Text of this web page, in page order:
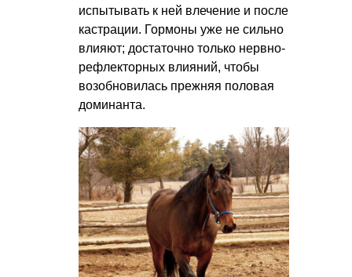
испытывать к ней влечение и после
кастрации. Гормоны уже не сильно
влияют; достаточно только нервно-
рефлекторных влияний, чтобы
возобновилась прежняя половая
доминанта.